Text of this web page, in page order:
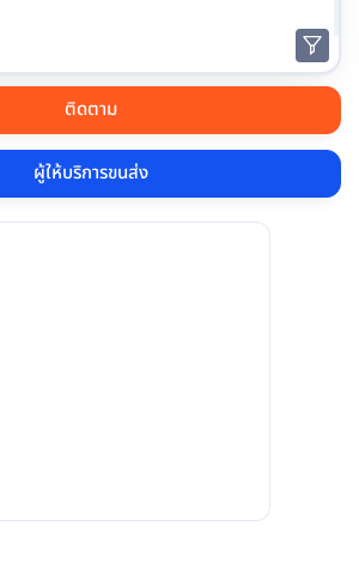
ติดตาม
ผู้ให้บริการขนส่ง